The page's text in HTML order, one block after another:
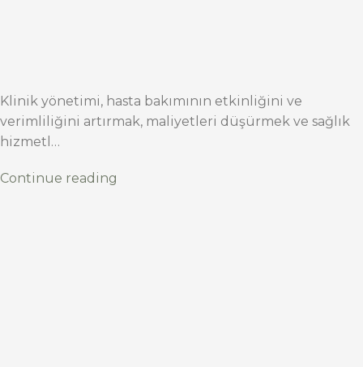
Klinik yönetimi, hasta bakımının etkinliğini ve
verimliliğini artırmak, maliyetleri düşürmek ve sağlık
hizmetl…
Continue reading